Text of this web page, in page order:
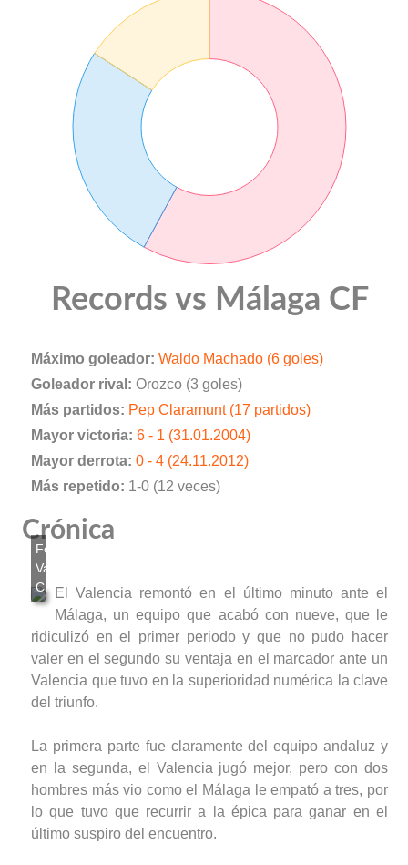
Records vs Málaga CF
Máximo goleador: Waldo Machado (6 goles)
Goleador rival: Orozco (3 goles)
Más partidos: Pep Claramunt (17 partidos)
Mayor victoria: 6 - 1 (31.01.2004)
Mayor derrota: 0 - 4 (24.11.2012)
Más repetido: 1-0 (12 veces)
Crónica
El Valencia remontó en el último minuto ante el
Málaga, un equipo que acabó con nueve, que le
ridiculizó en el primer periodo y que no pudo hacer
valer en el segundo su ventaja en el marcador ante un
Valencia que tuvo en la superioridad numérica la clave
del triunfo.
La primera parte fue claramente del equipo andaluz y
en la segunda, el Valencia jugó mejor, pero con dos
hombres más vio como el Málaga le empató a tres, por
lo que tuvo que recurrir a la épica para ganar en el
último suspiro del encuentro.